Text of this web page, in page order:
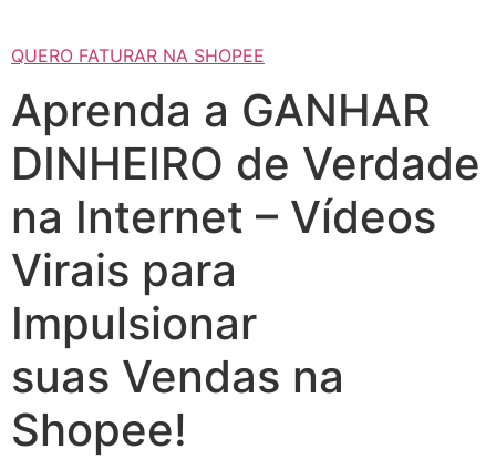
QUERO FATURAR NA SHOPEE
Aprenda a GANHAR
DINHEIRO de Verdade
na Internet – Vídeos
Virais para
Impulsionar
suas Vendas na
Shopee!